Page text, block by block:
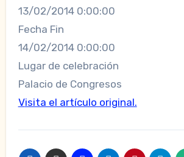
13/02/2014 0:00:00
Fecha Fin
14/02/2014 0:00:00
Lugar de celebración
Palacio de Congresos
Visita el artículo original.